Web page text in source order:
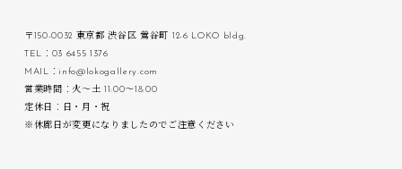
〒150-0032 東京都 渋谷区 鶯谷町 12-6 LOKO bldg.
TEL：03 6455 1376
MAIL：info@lokogallery.com
営業時間：火〜土 11:00〜18:00
定休日：日・月・祝
※休廊日が変更になりましたのでご注意ください